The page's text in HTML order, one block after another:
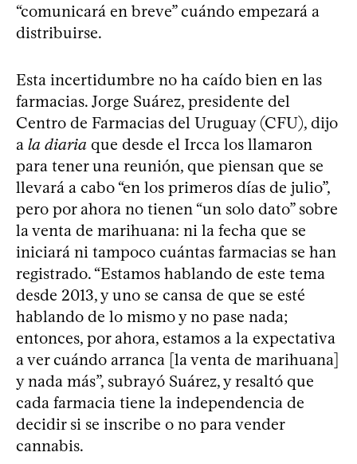
“comunicará en breve” cuándo empezará a
distribuirse.
Esta incertidumbre no ha caído bien en las
farmacias. Jorge Suárez, presidente del
Centro de Farmacias del Uruguay (CFU), dijo
a la diaria que desde el Ircca los llamaron
para tener una reunión, que piensan que se
llevará a cabo “en los primeros días de julio”,
pero por ahora no tienen “un solo dato” sobre
la venta de marihuana: ni la fecha que se
iniciará ni tampoco cuántas farmacias se han
registrado. “Estamos hablando de este tema
desde 2013, y uno se cansa de que se esté
hablando de lo mismo y no pase nada;
entonces, por ahora, estamos a la expectativa
a ver cuándo arranca [la venta de marihuana]
y nada más”, subrayó Suárez, y resaltó que
cada farmacia tiene la independencia de
decidir si se inscribe o no para vender
cannabis.